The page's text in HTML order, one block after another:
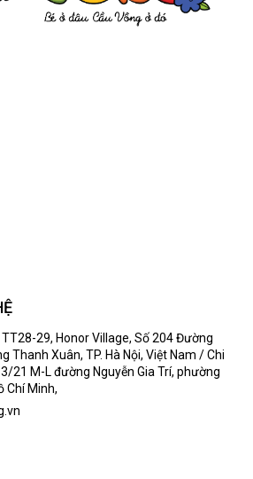
29, Honor Village, Số 204 Đường
Thanh Xuân, TP. Hà Nội, Việt Nam / Chi
21 M-L đường Nguyễn Gia Trí, phường
Chí Minh,